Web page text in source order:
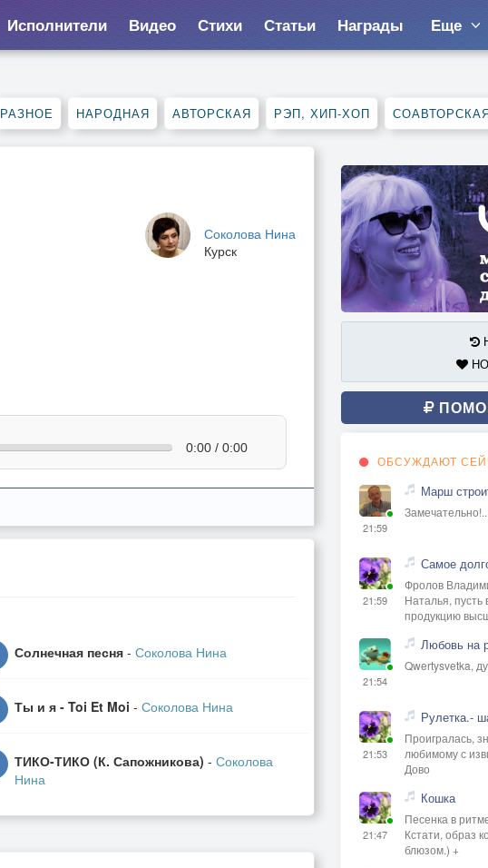
Исполнители Видео Стихи Статьи Награды Еще
РАЗНОЕ НАРОДНАЯ АВТОРСКАЯ РЭП, ХИП-ХОП
Соколова Нина
Курск
0:00 / 0:00
Солнечная песня - Соколова Нина
Ты и я - Toi Et Moi - Соколова Нина
ТИКО-ТИКО (К. Сапожникова) - Соколова
Нина
ОБСУЖДАЮТ
21:59
Марш
21:59
Самое
Фролов
Наталья,
продукцию
21:54
Любовь на
Qwertysvetka,
21:53
Рулетка.-
Проигралась,
любимому с
Дово
21:47
Кошка
Песенка в
Кстати, образ
блюзом.) +